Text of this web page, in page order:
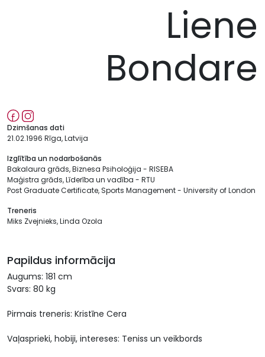
Liene
Bondare
Dzimšanas dati
21.02.1996 Rīga, Latvija
Izglītība un nodarbošanās
Bakalaura grāds, Biznesa Psiholoģija - RISEBA
Maģistra grāds, Līderība un vadība - RTU
Post Graduate Certificate, Sports Management - University of London
Treneris
Miks Zvejnieks, Linda Ozola
Papildus informācija
Augums: 181 cm
Svars: 80 kg
Pirmais treneris: Kristīne Cera
Vaļasprieki, hobiji, intereses: Teniss un veikbords